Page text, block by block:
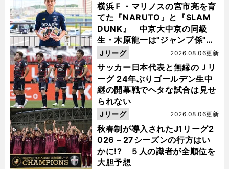
横浜Ｆ・マリノスの宮市亮を育
てた『NARUTO』と『SLAM
DUNK』 中京大中京の同級
生・木原龍一は"ジャンプ係"だ
った
サッカー日本代表と無縁のＪリ
ーグ 24年ぶりゴールデン生中
継の開幕戦でヘタな試合は見せ
られない
2026.08.06更新
Jリーグ
秋春制が導入されたJ1リーグ2
026－27シーズンの行方はい
かに!? ５人の識者が全順位を
大胆予想
2026.08.06更新
Jリーグ